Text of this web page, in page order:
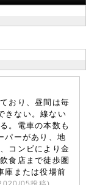
おり、昼間は毎
きない。線ない
。電車の本数も
パーがあり、地
コンビにより金
食店まで徒歩圏
庫または役場前